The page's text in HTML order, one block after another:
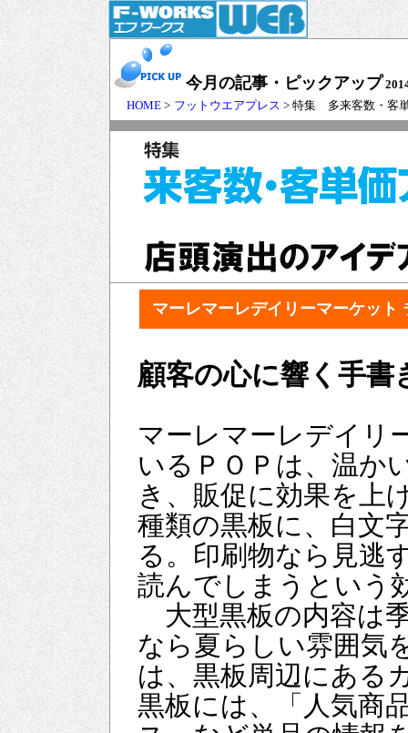
今月の記事・ピックアップ
HOME > フットウエアプレス > 特集 多来客数・客
マーレマーレデイリーマーケット
顧客の心に響く手書
マーレマーレデイリ
いるＰＯＰは、温か
き、販促に効果を上
種類の黒板に、白文
る。印刷物なら見逃
読んでしまうという
大型黒板の内容は
なら夏らしい雰囲気
は、黒板周辺にある
黒板には、「人気商